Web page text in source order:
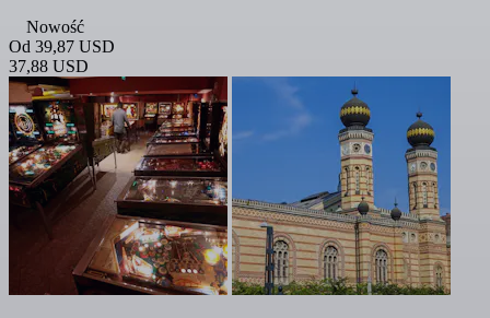
Nowość
Od 39,87 USD
37,88 USD